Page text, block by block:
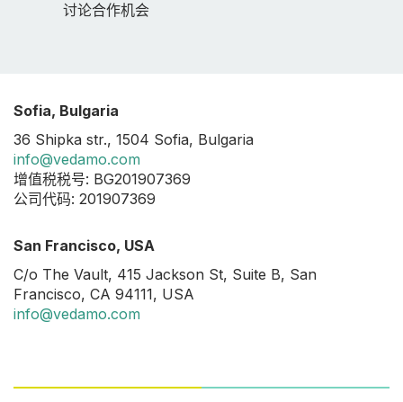
讨论合作机会
Sofia, Bulgaria
36 Shipka str., 1504 Sofia, Bulgaria
info@vedamo.com
增值税税号: BG201907369
公司代码: 201907369
San Francisco, USA
C/o The Vault, 415 Jackson St, Suite B, San
Francisco, CA 94111, USA
info@vedamo.com